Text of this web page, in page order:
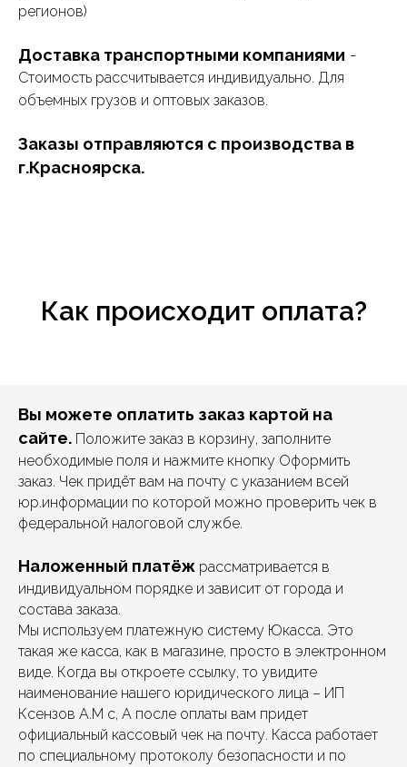
регионов)
Доставка транспортными компаниями -
Стоимость рассчитывается индивидуально. Для
объемных грузов и оптовых заказов.
Заказы отправляются с производства в
г.Красноярска.
Как происходит оплата?
Вы можете оплатить заказ картой на
сайте. Положите заказ в корзину, заполните
необходимые поля и нажмите кнопку Оформить
заказ. Чек придёт вам на почту с указанием всей
юр.информации по которой можно проверить чек в
федеральной налоговой службе.
Наложенный платёж рассматривается в
индивидуальном порядке и зависит от города и
состава заказа.
Мы используем платежную систему Юкасса. Это
такая же касса, как в магазине, просто в электронном
виде. Когда вы откроете ссылку, то увидите
наименование нашего юридического лица – ИП
Ксензов А.М с, А после оплаты вам придет
официальный кассовый чек на почту. Касса работает
по специальному протоколу безопасности и по